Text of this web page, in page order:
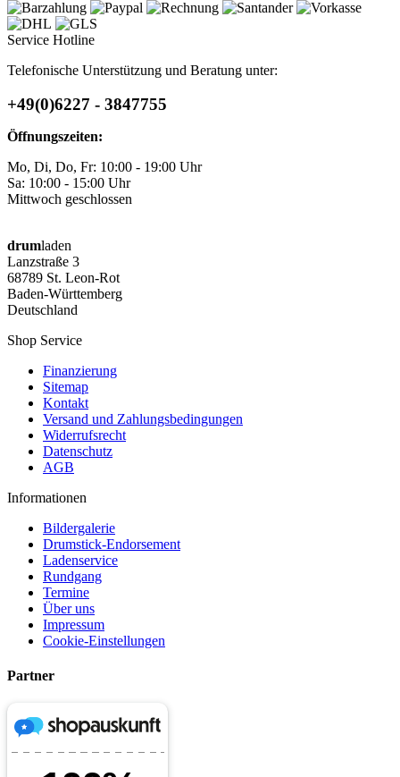
Service Hotline
Telefonische Unterstützung und Beratung unter:
+49(0)6227 - 3847755
Öffnungszeiten:
Mo, Di, Do, Fr: 10:00 - 19:00 Uhr
Sa: 10:00 - 15:00 Uhr
Mittwoch geschlossen
drumladen
Lanzstraße 3
68789 St. Leon-Rot
Baden-Württemberg
Deutschland
Shop Service
Finanzierung
Sitemap
Kontakt
Versand und Zahlungsbedingungen
Widerrufsrecht
Datenschutz
AGB
Informationen
Bildergalerie
Drumstick-Endorsement
Ladenservice
Rundgang
Termine
Über uns
Impressum
Cookie-Einstellungen
Partner